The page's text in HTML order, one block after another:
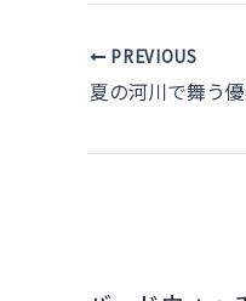
Post
navigation
PREVIOUS